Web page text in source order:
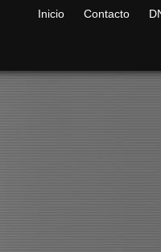
Inicio Contacto